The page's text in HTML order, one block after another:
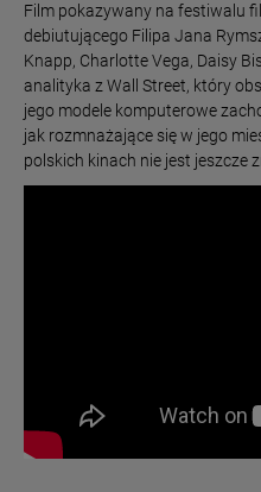
Film pokazywany na festiwalu
debiutującego Filipa Jana
Knapp, Charlotte Vega, Daisy
analityka z Wall Street, który
jego modele komputerowe
jak rozmnażające się w jego
polskich kinach nie jest jeszcze